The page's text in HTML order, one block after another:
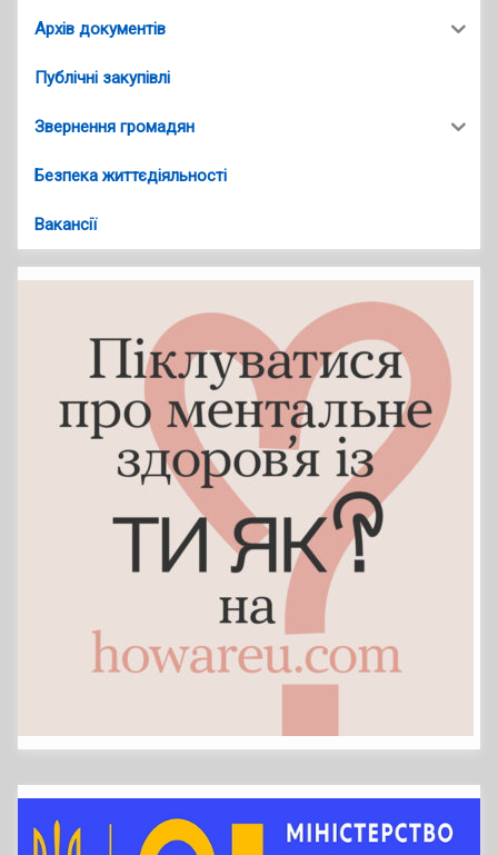
Архів документів
Публічні закупівлі
Звернення громадян
Безпека життєдіяльності
Вакансії